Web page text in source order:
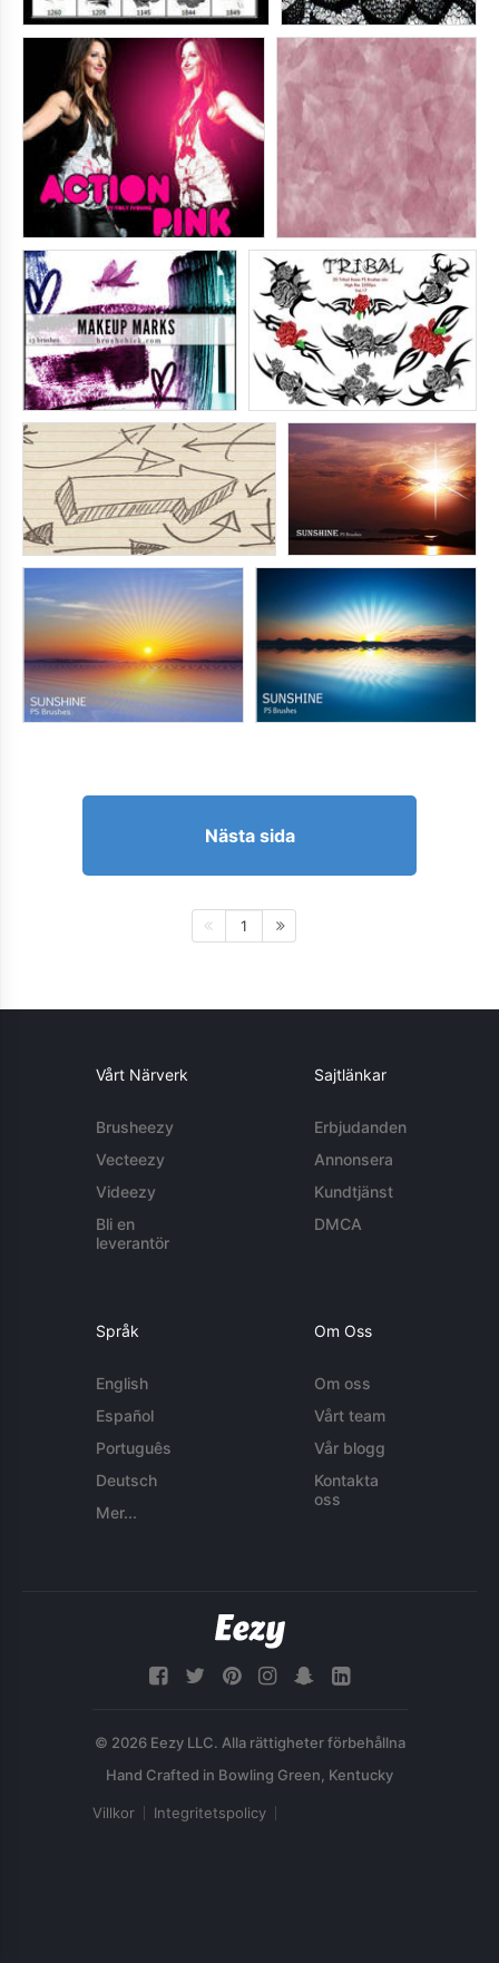
Nästa sida
1
Vårt Närverk
Brusheezy
Vecteezy
Videezy
Bli en
leverantör
Sajtlänkar
Erbjudanden
Annonsera
Kundtjänst
DMCA
Språk
English
Español
Português
Deutsch
Mer...
Om Oss
Om oss
Vårt team
Vår blogg
Kontakta
oss
© 2026 Eezy LLC. Alla rättigheter förbehållna
Villkor Integritetspolicy